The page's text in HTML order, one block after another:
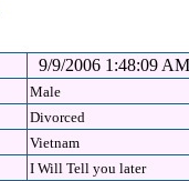
9/9/2006 1:48:09 AM
Male
Divorced
Vietnam
I Will Tell you later